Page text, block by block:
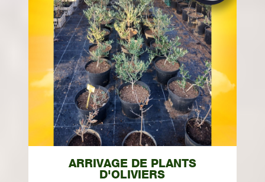
ARRIVAGE DE PLANTS
D'OLIVIERS